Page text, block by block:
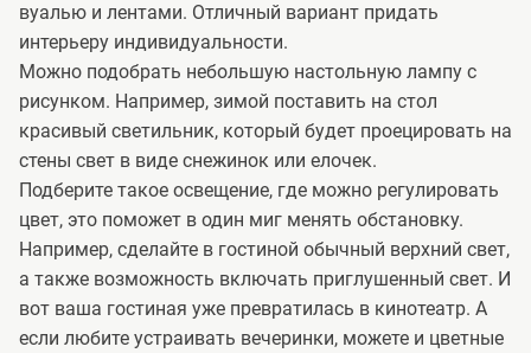
вуалью и лентами. Отличный вариант придать
интерьеру индивидуальности.
Можно подобрать небольшую настольную лампу с
рисунком. Например, зимой поставить на стол
красивый светильник, который будет проецировать на
стены свет в виде снежинок или елочек.
Подберите такое освещение, где можно регулировать
цвет, это поможет в один миг менять обстановку.
Например, сделайте в гостиной обычный верхний свет,
а также возможность включать приглушенный свет. И
вот ваша гостиная уже превратилась в кинотеатр. А
если любите устраивать вечеринки, можете и цветные